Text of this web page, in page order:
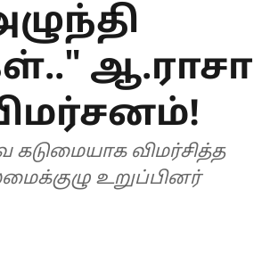
ஆ.ராசா
விமர்சித்த
உறுப்பினர்